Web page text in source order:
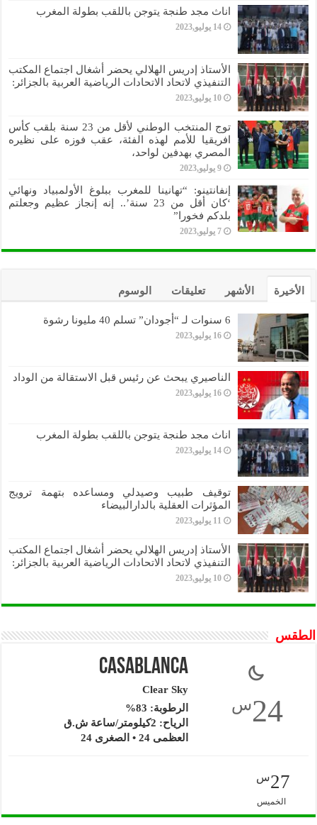
اناث مجد طنجة يتوجن باللقب بطولة المغرب
14 يوليو,2023
الأستاذ إدريس الهلالي يحضر أشغال اجتماع المكتب
التنفيذي لاتحاد الاتحادات الرياضية العربية بالجزائر:
10 يوليو,2023
توج المنتخب الوطني لأقل من 23 سنة بلقب كأس
افريقيا للأمم لهذه الفئة، عقب فوزه على نظيره
المصري بهدفين لواحد،
9 يوليو,2023
إنفانتينو: “تهانينا للمغرب ببلوغ الأولمبياد ونهائي
‘كان أقل من 23 سنة’.. إنه إنجاز عظيم وجعلتم
بلدكم فخورا”
7 يوليو,2023
الأخيرة الأشهر تعليقات الوسوم
6 سنوات لـ “أجودان” تسلم 40 مليونا رشوة
16 يوليو,2023
الناصيري يبحث عن رئيس قبل الاستقالة من الوداد
16 يوليو,2023
اناث مجد طنجة يتوجن باللقب بطولة المغرب
14 يوليو,2023
توقيف طبيب وصيدلي ومساعده بتهمة ترويج
المؤثرات العقلية بالدارالبيضاء
11 يوليو,2023
الأستاذ إدريس الهلالي يحضر أشغال اجتماع المكتب
التنفيذي لاتحاد الاتحادات الرياضية العربية بالجزائر:
10 يوليو,2023
الطقس
24س
Casablanca
Clear Sky
الرطوبة: 83%
الرياح: 2كيلومتر/ساعة ش.ق
العظمى 24 • الصغرى 24
27س
الخميس